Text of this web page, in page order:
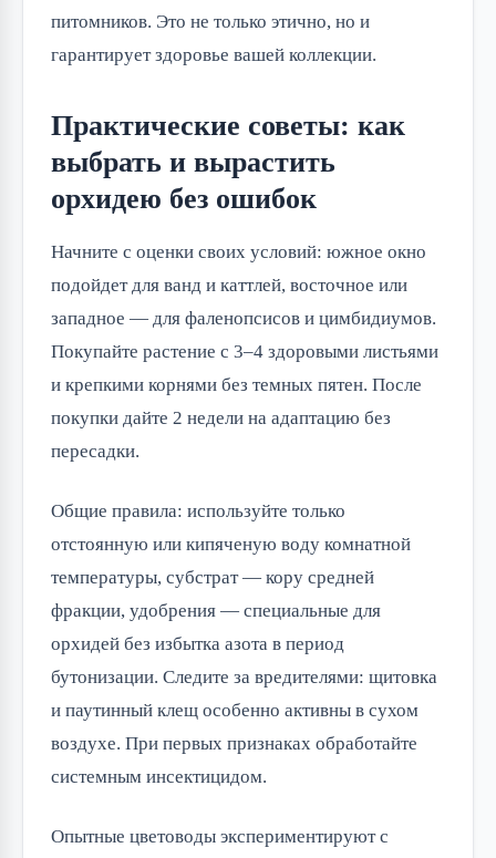
питомников. Это не только этично, но и
гарантирует здоровье вашей коллекции.
Практические советы: как
выбрать и вырастить
орхидею без ошибок
Начните с оценки своих условий: южное окно
подойдет для ванд и каттлей, восточное или
западное — для фаленопсисов и цимбидиумов.
Покупайте растение с 3–4 здоровыми листьями
и крепкими корнями без темных пятен. После
покупки дайте 2 недели на адаптацию без
пересадки.
Общие правила: используйте только
отстоянную или кипяченую воду комнатной
температуры, субстрат — кору средней
фракции, удобрения — специальные для
орхидей без избытка азота в период
бутонизации. Следите за вредителями: щитовка
и паутинный клещ особенно активны в сухом
воздухе. При первых признаках обработайте
системным инсектицидом.
Опытные цветоводы экспериментируют с